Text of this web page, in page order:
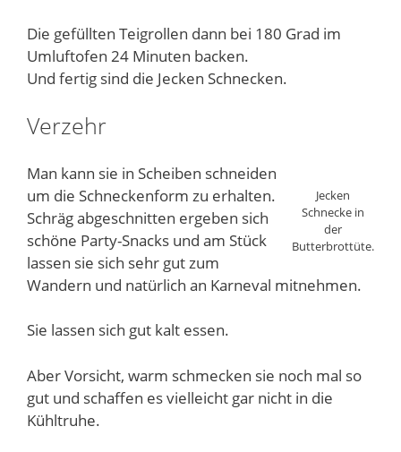
Die gefüllten Teigrollen dann bei 180 Grad im
Umluftofen 24 Minuten backen.
Und fertig sind die Jecken Schnecken.
Verzehr
Jecken
Schnecke in
der
Butterbrottüte.
Man kann sie in Scheiben schneiden
um die Schneckenform zu erhalten.
Schräg abgeschnitten ergeben sich
schöne Party-Snacks und am Stück
lassen sie sich sehr gut zum
Wandern und natürlich an Karneval mitnehmen.
Sie lassen sich gut kalt essen.
Aber Vorsicht, warm schmecken sie noch mal so
gut und schaffen es vielleicht gar nicht in die
Kühltruhe.